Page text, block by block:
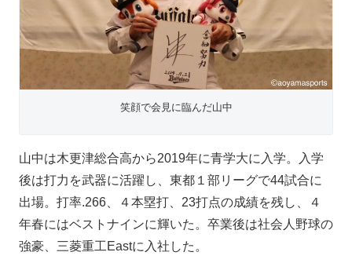
笑顔で会見に臨んだ山中
山中は木更津総合高から2019年に青学大に入学。入学
後は打力を武器に活躍し、東都１部リーグで44試合に
出場。打率.266、４本塁打、23打点の成績を残し、４
年春にはベストナインに輝いた。卒業後は社会人野球の
強豪、三菱重工Eastに入社した。